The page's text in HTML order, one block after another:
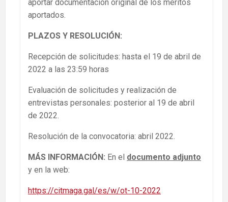
aportar documentación original de los méritos
aportados.
PLAZOS Y RESOLUCIÓN:
Recepción de solicitudes: hasta el 19 de abril de
2022 a las 23:59 horas
Evaluación de solicitudes y realización de
entrevistas personales: posterior al 19 de abril
de 2022.
Resolución de la convocatoria: abril 2022.
MÁS INFORMACIÓN: En el documento adjunto
y en la web:
https://citmaga.gal/es/w/ot-10-2022